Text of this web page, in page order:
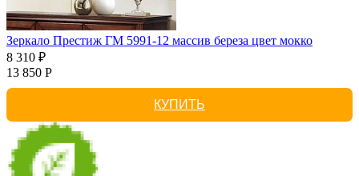
Зеркало Престиж ГМ 5991-12 массив береза цвет мокко
8 310 ₽
13 850 Р
КУПИТЬ